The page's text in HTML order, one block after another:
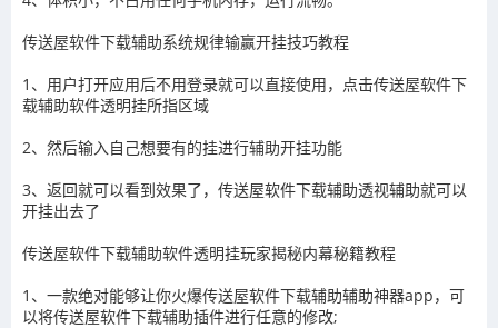
传送屋软件下载辅助系统规律输赢开挂技巧教程
1、用户打开应用后不用登录就可以直接使用，点击传送屋软件下
载辅助软件透明挂所指区域
2、然后输入自己想要有的挂进行辅助开挂功能
3、返回就可以看到效果了， 传送屋软件下载辅助透视辅助就可以
开挂出去了
传送屋软件下载辅助软件透明挂玩家揭秘内幕秘籍教程
1、一款绝对能够让你火爆传送屋软件下载辅助辅助神器app，可
以将传送屋软件下载辅助插件进行任意的修改;